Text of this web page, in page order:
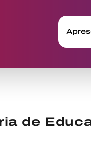
de